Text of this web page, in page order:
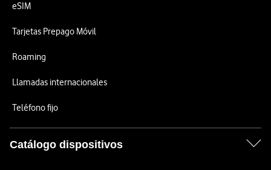
eSIM
Tarjetas Prepago Móvil
Roaming
Llamadas internacionales
Teléfono fijo
Catálogo dispositivos